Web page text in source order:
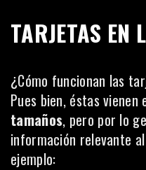
TARJETAS EN
¿Cómo funcionan las
Pues bien, éstas vienen
tamaños, pero por lo
información relevante
ejemplo: